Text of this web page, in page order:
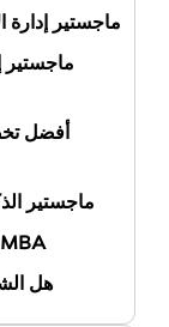
ماجستير إدارة
ماجستير
أفضل
ماجستير
برنامج الماجستير في إدارة الأعمال MBA
هل